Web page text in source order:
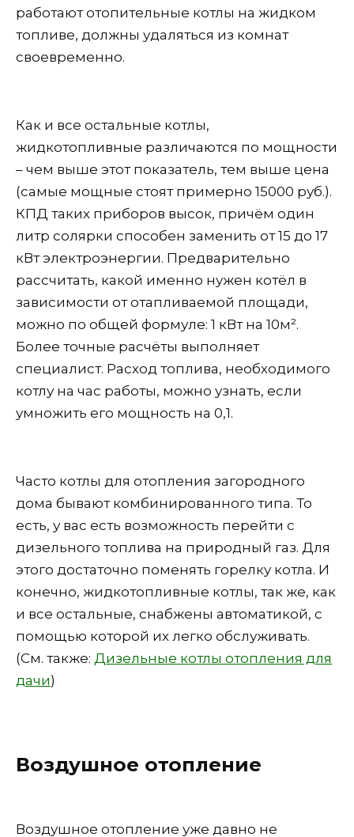
работают отопительные котлы на жидком
топливе, должны удаляться из комнат
своевременно.
Как и все остальные котлы,
жидкотопливные различаются по мощности
– чем выше этот показатель, тем выше цена
(самые мощные стоят примерно 15000 руб.).
КПД таких приборов высок, причём один
литр солярки способен заменить от 15 до 17
кВт электроэнергии. Предварительно
рассчитать, какой именно нужен котёл в
зависимости от отапливаемой площади,
можно по общей формуле: 1 кВт на 10м².
Более точные расчёты выполняет
специалист. Расход топлива, необходимого
котлу на час работы, можно узнать, если
умножить его мощность на 0,1.
Часто котлы для отопления загородного
дома бывают комбинированного типа. То
есть, у вас есть возможность перейти с
дизельного топлива на природный газ. Для
этого достаточно поменять горелку котла. И
конечно, жидкотопливные котлы, так же, как
и все остальные, снабжены автоматикой, с
помощью которой их легко обслуживать.
(См. также: Дизельные котлы отопления для
дачи)
Воздушное отопление
Воздушное отопление уже давно не